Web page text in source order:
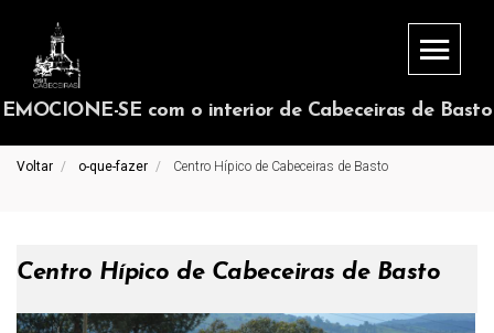
EMOCIONE-SE com o interior de Cabeceiras de Basto
Voltar o-que-fazer Centro Hípico de Cabeceiras de Basto
Centro Hípico de Cabeceiras de Basto